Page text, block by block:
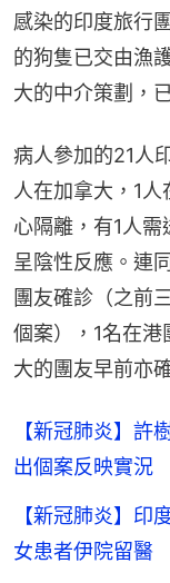
感染的印度旅行
的狗隻已交由漁
大的中介策劃，
病人參加的21人
人在加拿大，1
心隔離，有1人
呈陰性反應。連
團友確診（之前
個案），1名在港
大的團友早前亦
【新冠肺炎】
出個案反映實況
【新冠肺炎】
女患者伊院留醫